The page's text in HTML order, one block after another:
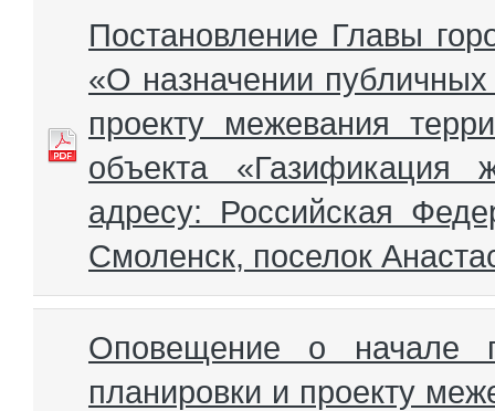
Постановление Главы
«О назначении
проекту межевания
объекта
адресу: Российская
Смоленск, поселок
Оповещение о начале
планировки и проекту